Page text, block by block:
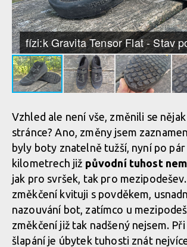
fízi:k Gravita Tensor Flat - Stav
Vzhled ale není vše, změnili se
stránce? Ano, změny jsem
byly boty znatelně tužší, nyní po pár
kilometrech již původní tuhost
jak pro svršek, tak pro
změkčení kvituji s povděkem,
nazouvání bot, zatímco u
změkčení již tak nadšený nejsem.
šlapání je úbytek tuhosti znát